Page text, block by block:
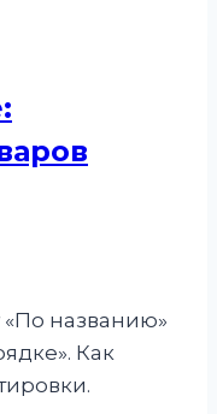
названию»
Как